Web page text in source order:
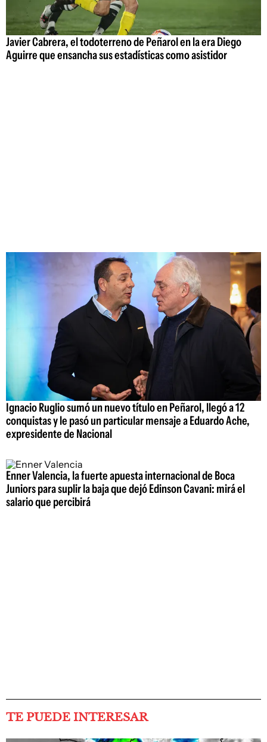
Javier Cabrera, el todoterreno de Peñarol en la era Diego
Aguirre que ensancha sus estadísticas como asistidor
Ignacio Ruglio sumó un nuevo título en Peñarol, llegó a 12
conquistas y le pasó un particular mensaje a Eduardo Ache,
expresidente de Nacional
Enner Valencia, la fuerte apuesta internacional de Boca
Juniors para suplir la baja que dejó Edinson Cavani: mirá el
salario que percibirá
TE PUEDE INTERESAR